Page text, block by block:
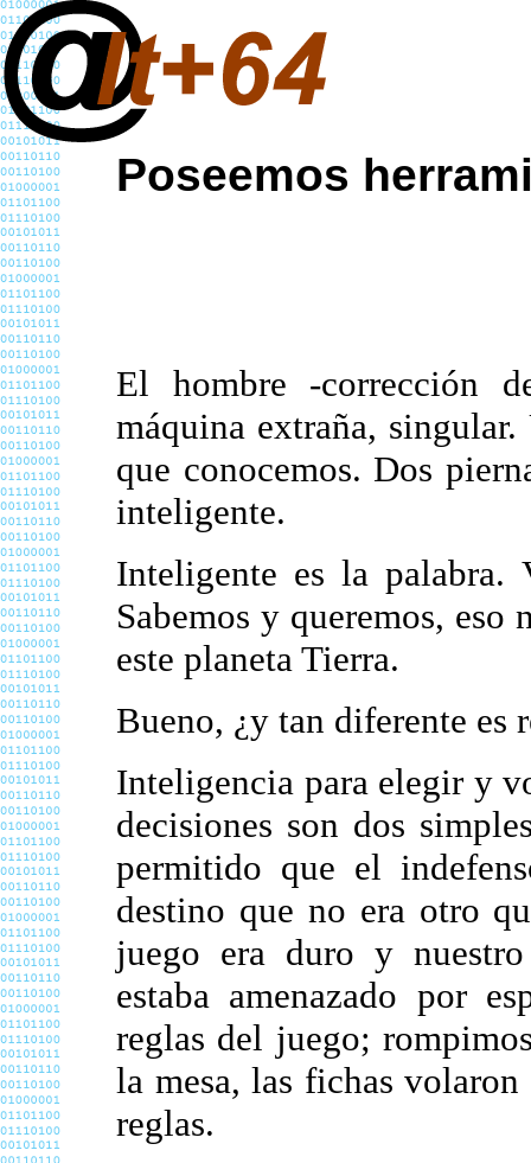
Poseemos
El hombre -corrección
máquina extraña,
que conocemos. Dos
inteligente.
Inteligente es la palabra.
Sabemos y queremos, eso
este planeta Tierra.
Bueno, ¿y tan diferente es
Inteligencia para elegir y
decisiones son dos
permitido que el
destino que no era otro
juego era duro y
estaba amenazado por
reglas del juego;
la mesa, las fichas
reglas.